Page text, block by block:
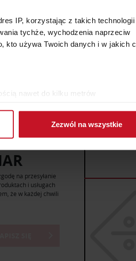
IP, korzystając z takich technologii
tychże, wychodzenia naprzeciw
kto używa Twoich danych i w jakich
nawet do kilku metrów
ustaw własne preferencje w
funkcje społecznościowe i
partnerom
otrzymanymi od Ciebie lub
Zezwól na wszystkie
CENĘ W SALONIE
na przesyłanie
i usługach
że w każdej chwili